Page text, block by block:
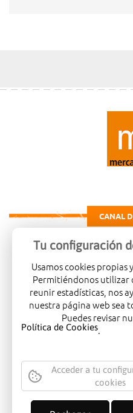
CANAL
Carretera de Madrid
966081001
Avís legal Política de
Política
EMPRESA
Tu configuración
Usamos cookies propias
Permitiéndonos utilizar
reunir estadísticas, nos
nuestra página web sea
Puedes revisar
Política de Cookies.
Acceder a tu
cookies